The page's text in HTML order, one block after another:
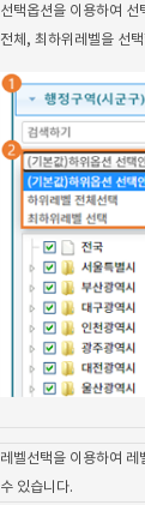
선택옵션을 이용하여 선
전체, 최하위레벨을 선
레벨선택을 이용하여
수 있습니다.